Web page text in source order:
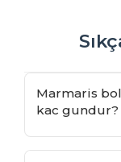
Marmaris
kac gundur?